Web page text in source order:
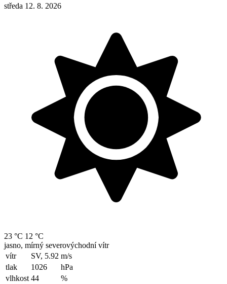
středa 12. 8. 2026
23 °C 12 °C
jasno, mírný severovýchodní vítr
vítr
SV, 5.92 m/s
tlak
1026
hPa
vlhkost 44
%